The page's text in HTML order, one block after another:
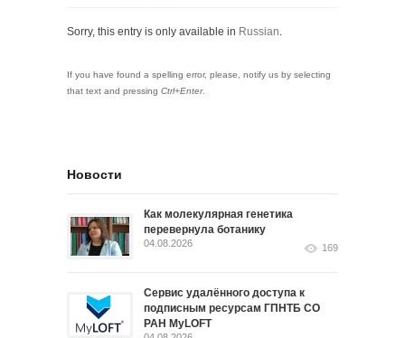
Sorry, this entry is only available in Russian.
If you have found a spelling error, please, notify us by selecting
that text and pressing Ctrl+Enter.
Новости
Как молекулярная генетика
перевернула ботанику
04.08.2026 169
Сервис удалённого доступа к
подписным ресурсам ГПНТБ СО
РАН MyLOFT